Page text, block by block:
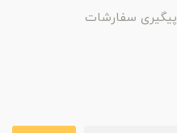
پیگیری سفارشات